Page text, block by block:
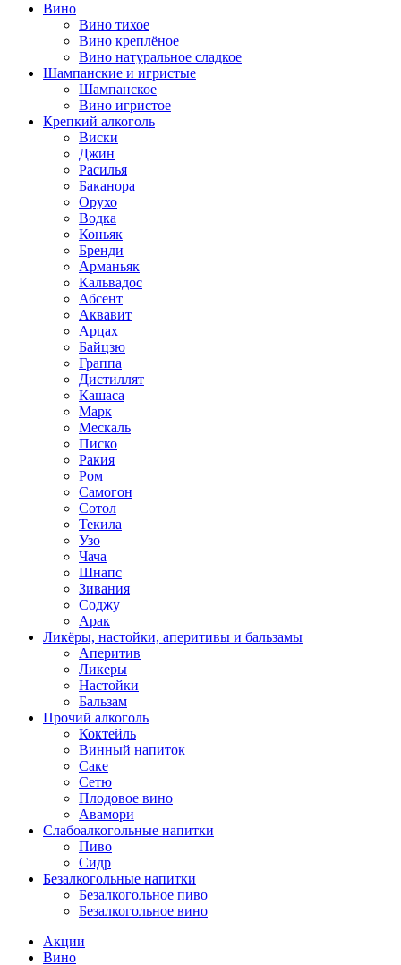
Вино
Вино тихое
Вино креплёное
Вино натуральное сладкое
Шампанские и игристые
Шампанское
Вино игристое
Крепкий алкоголь
Виски
Джин
Расилья
Баканора
Орухо
Водка
Коньяк
Бренди
Арманьяк
Кальвадос
Абсент
Аквавит
Арцах
Байцзю
Граппа
Дистиллят
Кашаса
Марк
Мескаль
Писко
Ракия
Ром
Самогон
Сотол
Текила
Узо
Чача
Шнапс
Зивания
Соджу
Арак
Ликёры, настойки, аперитивы и бальзамы
Аперитив
Ликеры
Настойки
Бальзам
Прочий алкоголь
Коктейль
Винный напиток
Саке
Сетю
Плодовое вино
Авамори
Слабоалкогольные напитки
Пиво
Сидр
Безалкогольные напитки
Безалкогольное пиво
Безалкогольное вино
Акции
Вино